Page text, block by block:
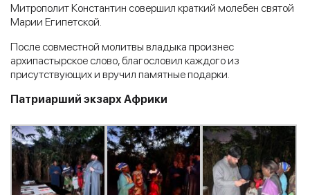
Митрополит Константин совершил краткий молебен святой
Марии Египетской.
После совместной молитвы владыка произнес
архипастырское слово, благословил каждого из
присутствующих и вручил памятные подарки.
Патриарший экзарх Африки